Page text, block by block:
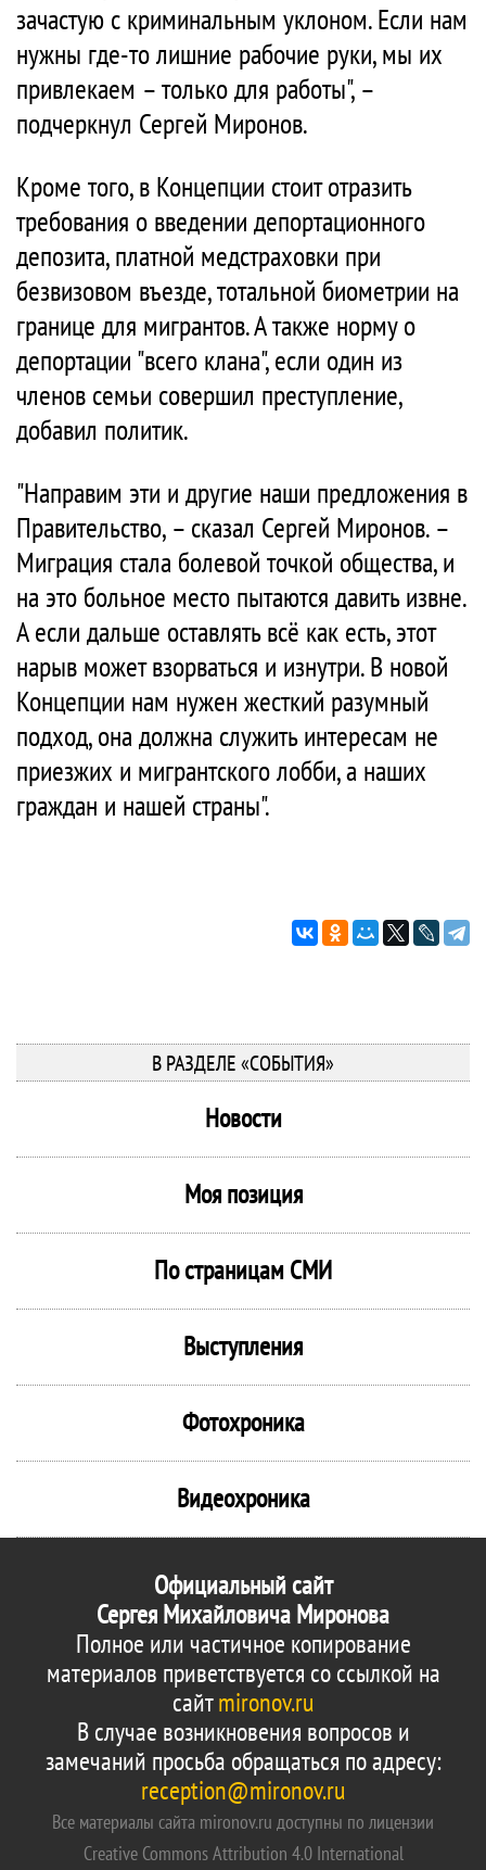
зачастую с криминальным уклоном. Если нам
нужны где-то лишние рабочие руки, мы их
привлекаем – только для работы", –
подчеркнул Сергей Миронов.
Кроме того, в Концепции стоит отразить
требования о введении депортационного
депозита, платной медстраховки при
безвизовом въезде, тотальной биометрии на
границе для мигрантов. А также норму о
депортации "всего клана", если один из
членов семьи совершил преступление,
добавил политик.
"Направим эти и другие наши предложения в
Правительство, – сказал Сергей Миронов. –
Миграция стала болевой точкой общества, и
на это больное место пытаются давить извне.
А если дальше оставлять всё как есть, этот
нарыв может взорваться и изнутри. В новой
Концепции нам нужен жесткий разумный
подход, она должна служить интересам не
приезжих и мигрантского лобби, а наших
граждан и нашей страны".
В РАЗДЕЛЕ «СОБЫТИЯ»
Новости
Моя позиция
По страницам СМИ
Выступления
Фотохроника
Видеохроника
Официальный сайт
Сергея Михайловича Миронова
Полное или частичное копирование
материалов приветствуется со ссылкой на
сайтmironov.ru
В случае возникновения вопросов и
замечаний просьба обращаться по адресу:
reception@mironov.ru
Все материалы сайта mironov.ru доступны по лицензии
Creative Commons Attribution 4.0 International